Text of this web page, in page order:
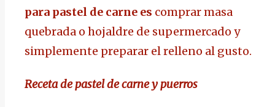
para pastel de carne es comprar masa
quebrada o hojaldre de supermercado y
simplemente preparar el relleno al gusto.
Receta de pastel de carne y puerros